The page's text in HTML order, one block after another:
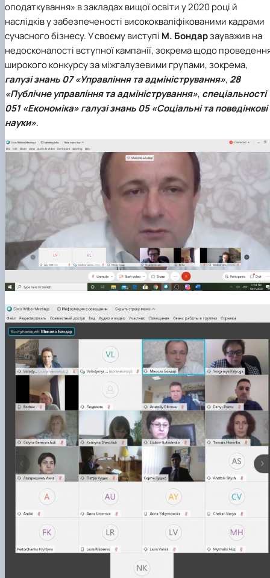
оподаткування» в закладах вищої освіти у 2020 році й
наслідків у забезпеченості висококваліфікованими кадрами
сучасного бізнесу. У своєму виступі М. Бондарзауважив на
недосконалості вступної кампанії, зокрема щодо
широкого конкурсу за міжгалузевими групами, зокрема,
галузі знань 07 «Управління та адміністрування»,28
«Публічне управління та адміністрування», спеціальності
051 «Економіка» галузі знань 05 «Соціальні та поведінкові
науки».